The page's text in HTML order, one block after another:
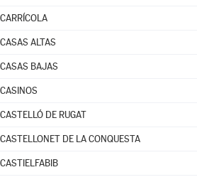
CARRÍCOLA
CASAS ALTAS
CASAS BAJAS
CASINOS
CASTELLÓ DE RUGAT
CASTELLONET DE LA CONQUESTA
CASTIELFABIB